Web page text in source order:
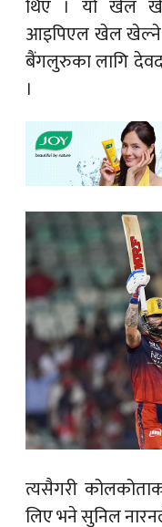
थिए । यो खेल
आइपिएल खेल खेल्ने
बैंगलुरुका लागि
।
त्यसैगरी
लिए भने सुनिल